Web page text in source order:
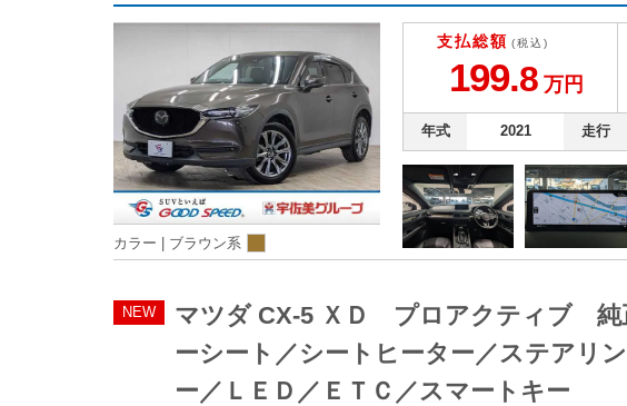
カラー | ブラウン系
支払総額 (税込)
199.8 万円
年式 2021 走行
NEW
マツダ CX-5 ＸＤ プロアクティブ 純
ーシート／シートヒーター／ステアリ
ー／ＬＥＤ／ＥＴＣ／スマートキー